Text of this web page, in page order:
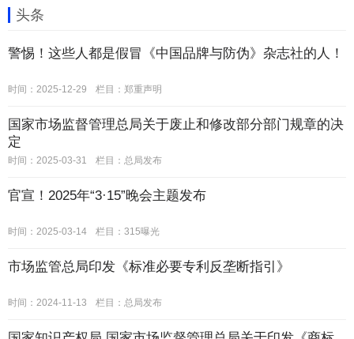
头条
警惕！这些人都是假冒《中国品牌与防伪》杂志社的人！
时间：2025-12-29 栏目： 郑重声明
国家市场监督管理总局关于废止和修改部分部门规章的决
定
时间：2025-03-31 栏目： 总局发布
官宣！2025年“3·15”晚会主题发布
时间：2025-03-14 栏目： 315曝光
市场监管总局印发《标准必要专利反垄断指引》
时间：2024-11-13 栏目： 总局发布